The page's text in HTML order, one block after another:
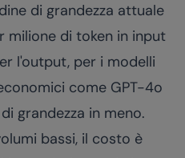
di grandezza attuale
milione di token in input
l'output, per i modelli
come GPT-4o
grandezza in meno.
bassi, il costo è